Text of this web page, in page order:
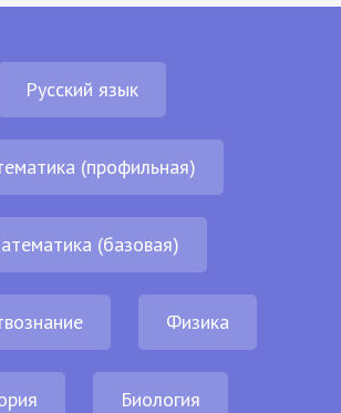
Русский язык
(профильная)
(базовая)
Физика
Биология